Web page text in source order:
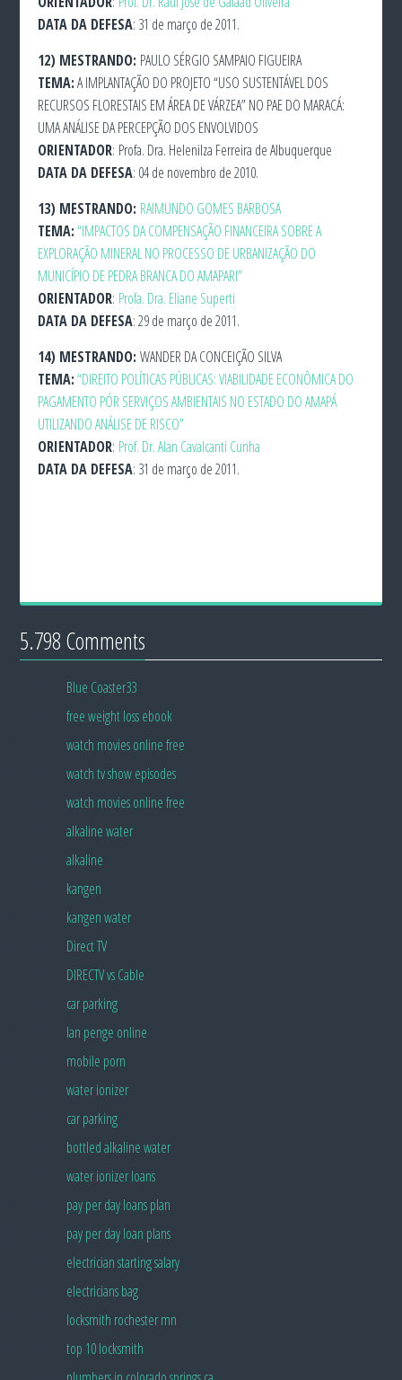
DATA DA DEFESA: 31 de março de 2011.
12) MESTRANDO: PAULO SÉRGIO SAMPAIO FIGUEIRA
TEMA:A IMPLANTAÇÃO DO PROJETO “USO SUSTENTÁVEL DOS
RECURSOS FLORESTAIS EM ÁREA DE VÁRZEA” NO PAE DO MARACÁ:
UMA ANÁLISE DA PERCEPÇÃO DOS ENVOLVIDOS
ORIENTADOR: Profa. Dra. Helenilza Ferreira de Albuquerque
DATA DA DEFESA: 04 de novembro de 2010.
13) MESTRANDO: RAIMUNDO GOMES BARBOSA
TEMA: “IMPACTOS DA COMPENSAÇÃO FINANCEIRA SOBRE A
EXPLORAÇÃO MINERAL NO PROCESSO DE URBANIZAÇÃO DO
MUNICÍPIO DE PEDRA BRANCA DO AMAPARI”
ORIENTADOR: Profa. Dra. Eliane Superti
DATA DA DEFESA: 29 de março de 2011.
14) MESTRANDO: WANDER DA CONCEIÇÃO SILVA
TEMA: “DIREITO POLÍTICAS PÚBLICAS: VIABILIDADE ECONÔMICA DO
PAGAMENTO PÓR SERVIÇOS AMBIENTAIS NO ESTADO DO AMAPÁ
UTILIZANDO ANÁLISE DE RISCO”
ORIENTADOR: Prof. Dr. Alan Cavalcanti Cunha
DATA DA DEFESA: 31 de março de 2011.
5.798 Comments
Blue Coaster33
Pingback:free weight loss ebook
Pingback:watch movies online free
Pingback:watch tv show episodes
Pingback:watch movies online free
Pingback:alkaline water
Pingback:alkaline
kangen
kangen water
Direct TV
DIRECTV vs Cable
car parking
lan penge online
mobile porn
Pingback:water ionizer
car parking
bottled alkaline water
Pingback:water ionizer loans
pay per day loans plan
pay per day loan plans
electrician starting salary
electricians bag
locksmith rochester mn
Pingback:top 10 locksmith